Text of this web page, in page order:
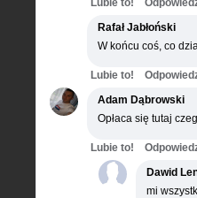
Lubie to!
Rafał Jabłoński
W końcu coś, co
Lubie to!
Adam Dąbrowski
Opłaca się tutaj
Lubie to!
Dawid
mi